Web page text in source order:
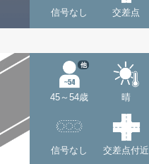
信号なし 交差点
45～54歳
他
晴
信号なし 交差点付近